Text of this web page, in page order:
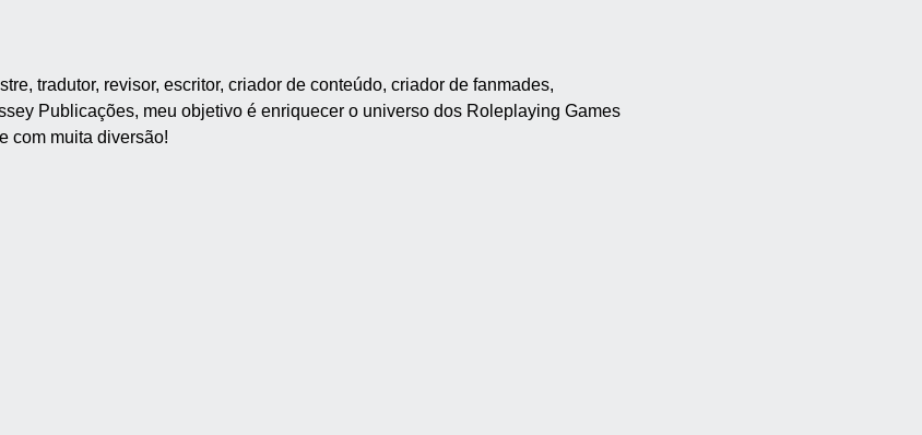
tradutor, revisor, escritor, criador de conteúdo, criador de fanmades,
Publicações, meu objetivo é enriquecer o universo dos Roleplaying Games
com muita diversão!